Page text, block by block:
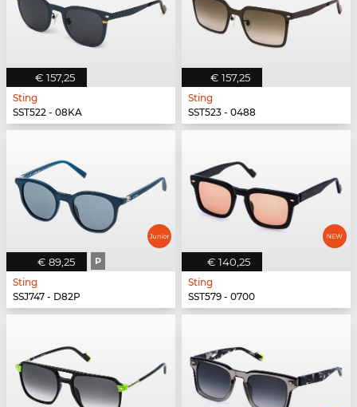
€ 157,25
Sting
SST522 - 08KA
€ 157,25
Sting
SST523 - 0488
€ 89,25 P
Sting
SSJ747 - D82P
€ 140,25
Sting
SST579 - 0700